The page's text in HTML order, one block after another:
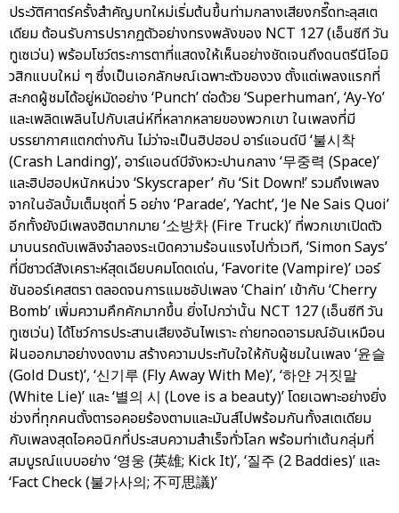
ประวัติศาตร์ครั้งสำคัญบทใหม่เริ่มต้นขึ้นท่ามกลางเสียงกรี๊ดทะลุสเต
เดียม ต้อนรับการปรากฏตัวอย่างทรงพลังของ NCT 127 (เอ็นซีที วัน
ทูเซเว่น) พร้อมโชว์ตระการตาที่แสดงให้เห็นอย่างชัดเจนถึงดนตรีนีโอมิ
วสิกแบบใหม่ ๆ ซึ่งเป็นเอกลักษณ์เฉพาะตัวของวง ตั้งแต่เพลงแรกที่
สะกดผู้ชมได้อยู่หมัดอย่าง ‘Punch’ ต่อด้วย ‘Superhuman’, ‘Ay-Yo’
และเพลิดเพลินไปกับเสน่ห์ที่หลากหลายของพวกเขา ในเพลงที่มี
บรรยากาศแตกต่างกัน ไม่ว่าจะเป็นฮิปฮอป อาร์แอนด์บี ‘불시착
(Crash Landing)’, อาร์แอนด์บีจังหวะปานกลาง ‘무중력 (Space)’
และฮิปฮอปหนักหน่วง ‘Skyscraper’ กับ ‘Sit Down!’ รวมถึงเพลง
จากในอัลบั้มเต็มชุดที่ 5 อย่าง ‘Parade’, ‘Yacht’, ‘Je Ne Sais Quoi’
อีกทั้งยังมีเพลงฮิตมากมาย ‘소방차 (Fire Truck)’ ที่พวกเขาเปิดตัว
มาบนรถดับเพลิงจำลองระเบิดความร้อนแรงไปทั่วเวที, ‘Simon Says’
ที่มีซาวด์สังเคราะห์สุดเฉียบคมโดดเด่น, ‘Favorite (Vampire)’ เวอร์
ชันออร์เคสตรา ตลอดจนการแมชอัปเพลง ‘Chain’ เข้ากับ ‘Cherry
Bomb’ เพิ่มความคึกคักมากขึ้น ยิ่งไปกว่านั้น NCT 127 (เอ็นซีที วัน
ทูเซเว่น) ได้โชว์การประสานเสียงอันไพเราะ ถ่ายทอดอารมณ์อันเหมือน
ฝันออกมาอย่างงดงาม สร้างความประทับใจให้กับผู้ชมในเพลง ‘윤슬
(Gold Dust)’, ‘신기루 (Fly Away With Me)’, ‘하얀 거짓말
(White Lie)’ และ ‘별의 시 (Love is a beauty)’ โดยเฉพาะอย่างยิ่ง
ช่วงที่ทุกคนตั้งตารอคอยร้องตามและมันส์ไปพร้อมกันทั้งสเตเดียม
กับเพลงสุดไอคอนิกที่ประสบความสำเร็จทั่วโลก พร้อมท่าเต้นกลุ่มที่
สมบูรณ์แบบอย่าง ‘영웅 (英雄; Kick It)’, ‘질주 (2 Baddies)’ และ
‘Fact Check (불가사의; 不可思議)’